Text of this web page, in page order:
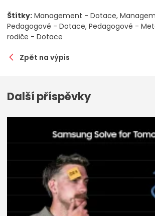
Štítky: Management - Dotace
Pedagogové - Dotace Pedagogové -
rodiče - Dotace
Zpět na výpis
Další příspěvky